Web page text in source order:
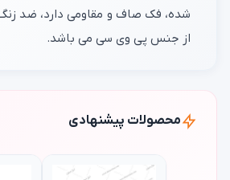
شده، فک صاف و مقاومی دارد، ضد
از جنس پی وی سی می باشد.
محصولات پیشنهادی